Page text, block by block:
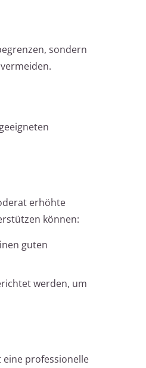
sondern
erhöhte
können:
guten
werden, um
professionelle